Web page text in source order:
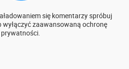
się komentarzy spróbuj
wyłączyć zaawansowaną ochronę
prywatności.